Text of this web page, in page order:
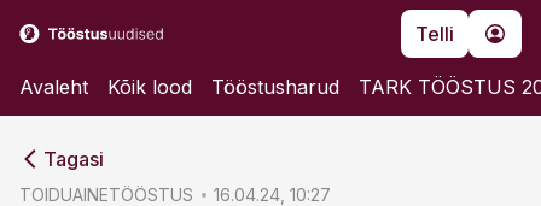
Telli
Avaleht Kõik lood Tööstusharud TARK TÖÖSTUS
Tagasi
TOIDUAINETÖÖSTUS 16.04.24, 10:27